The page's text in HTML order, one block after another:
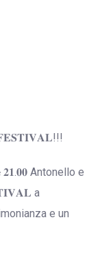
Antonello e
a
e un